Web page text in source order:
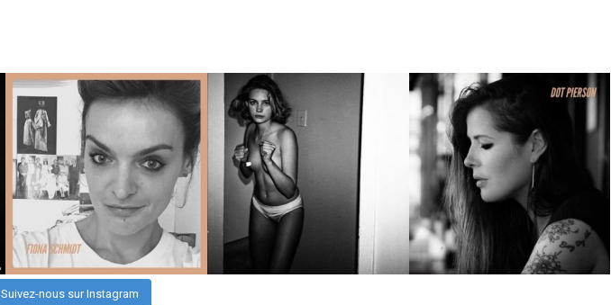
Suivez-nous sur Instagram